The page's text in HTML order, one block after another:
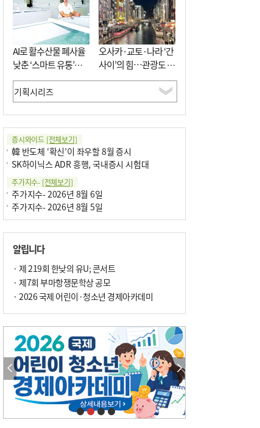
AI로 활수산물 폐사율
낮춘 ‘스마트 유통’…
사막·산악지대 수출
도전
오사카·교토·나라 ‘간
사이’의 힘…관광도 뭉
쳐야 흥한다
증시와이드 [전체보기]
韓 반도체 ‘확신’이 좌우할 8월 증시
SK하이닉스 ADR 흥행, 국내증시 시험대
주가지수- [전체보기]
주가지수- 2026년 8월 6일
주가지수- 2026년 8월 5일
알립니다
· 제 219회 한낮의 유U; 콘서트
· 제7회 부마항쟁문학상 공모
· 2026 국제 어린이·청소년 경제아카데미